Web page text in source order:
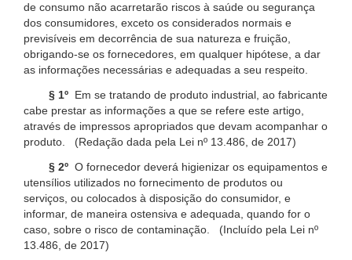
de consumo não acarretarão riscos à saúde ou segurança
dos consumidores, exceto os considerados normais e
previsíveis em decorrência de sua natureza e fruição,
obrigando-se os fornecedores, em qualquer hipótese, a dar
as informações necessárias e adequadas a seu respeito.
§ 1º Em se tratando de produto industrial, ao fabricante
cabe prestar as informações a que se refere este artigo,
através de impressos apropriados que devam acompanhar o
produto. (Redação dada pela Lei nº 13.486, de 2017)
§ 2º O fornecedor deverá higienizar os equipamentos e
utensílios utilizados no fornecimento de produtos ou
serviços, ou colocados à disposição do consumidor, e
informar, de maneira ostensiva e adequada, quando for o
caso, sobre o risco de contaminação. (Incluído pela Lei nº
13.486, de 2017)